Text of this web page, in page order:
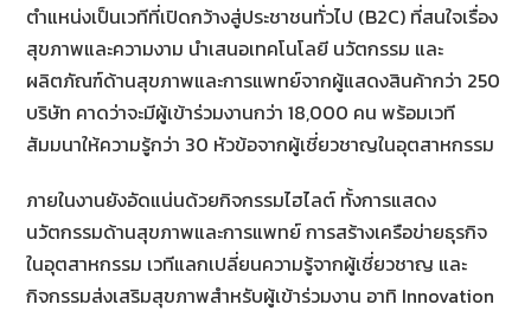
ตำแหน่งเป็นเวทีที่เปิดกว้างสู่ประชาชนทั่วไป (B2C) ที่สนใจเรื่อง
สุขภาพและความงาม นำเสนอเทคโนโลยี นวัตกรรม และ
ผลิตภัณฑ์ด้านสุขภาพและการแพทย์จากผู้แสดงสินค้ากว่า 250
บริษัท คาดว่าจะมีผู้เข้าร่วมงานกว่า 18,000 คน พร้อมเวที
สัมมนาให้ความรู้กว่า 30 หัวข้อจากผู้เชี่ยวชาญในอุตสาหกรรม
ภายในงานยังอัดแน่นด้วยกิจกรรมไฮไลต์ ทั้งการแสดง
นวัตกรรมด้านสุขภาพและการแพทย์ การสร้างเครือข่ายธุรกิจ
ในอุตสาหกรรม เวทีแลกเปลี่ยนความรู้จากผู้เชี่ยวชาญ และ
กิจกรรมส่งเสริมสุขภาพสำหรับผู้เข้าร่วมงาน อาทิ Innovation